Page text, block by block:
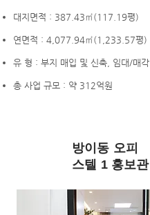
대지면적 : 387.43㎡(117.19평)
​연면적 : 4,077.94㎡(1,233.57평)
유 형 : 부지 매입 및 신축, 임대/매각
총 사업 규모 : 약 312억원
방이동 오피
스텔 1 홍보관